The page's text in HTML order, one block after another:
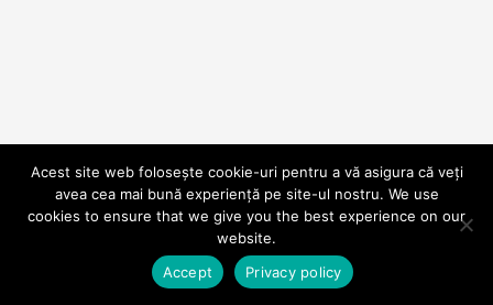
Acest site web folosește cookie-uri pentru a vă asigura că veți
avea cea mai bună experiență pe site-ul nostru. We use
cookies to ensure that we give you the best experience on our
website.
Accept
Privacy policy